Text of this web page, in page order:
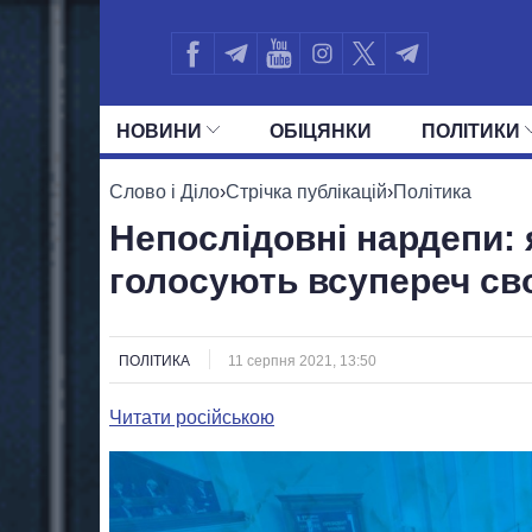
НОВИНИ ОБIЦЯНКИ ПОЛIТИКИ
УСІ ПОЛІТИКИ ПРЕЗИДЕНТ І ОФІС
Слово і Діло›Стрічка публікацій›Політика
Непослідовні нардепи:
голосують всупереч
ПОЛІТИКА 11 серпня 2021, 13:50
Читати російською